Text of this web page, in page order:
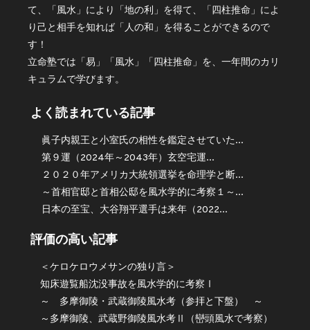
て、「風水」により「地の利」を得て、「四柱推命」によ
り己と相手を知れば「人の和」を得ることができるので
す！
立命塾では「易」「風水」「四柱推命」を、一年間のカリ
キュラムで学びます。
よく読まれている記事
眞子内親王と小室氏の相性を鑑定させていた...
第９運（2024年～2043年）玄空宅運...
２０２０年アメリカ大統領選挙を命理学と断...
～首相官邸と首相公邸を風水学的に考察１～...
日本の至宝、大谷翔平選手は来年（2022...
評価の高い記事
＜ケロケロウメサンの独り言＞
知床遊覧船沈没事故を風水学的に考察Ⅰ
～ 多摩御陵・武蔵御陵風水考（参拝と下盤） ～
～多摩御陵、武蔵野御陵風水考Ⅱ（巒頭風水で考察）